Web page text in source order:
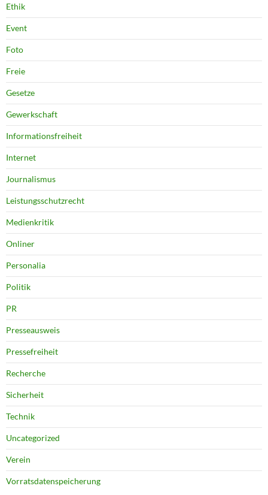
Ethik
Event
Foto
Freie
Gesetze
Gewerkschaft
Informationsfreiheit
Internet
Journalismus
Leistungsschutzrecht
Medienkritik
Onliner
Personalia
Politik
PR
Presseausweis
Pressefreiheit
Recherche
Sicherheit
Technik
Uncategorized
Verein
Vorratsdatenspeicherung